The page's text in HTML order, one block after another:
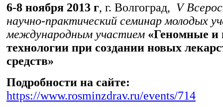
6-8 ноября 2013 г, г. Волгоград, V
научно-практический семинар молодых
международным участием «Геномные и
технологии при создании новых
средств»
Подробности на сайте:
https://www.rosminzdrav.ru/events/714